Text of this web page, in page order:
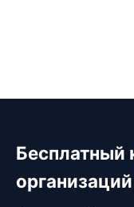
Бесплатный
организаций